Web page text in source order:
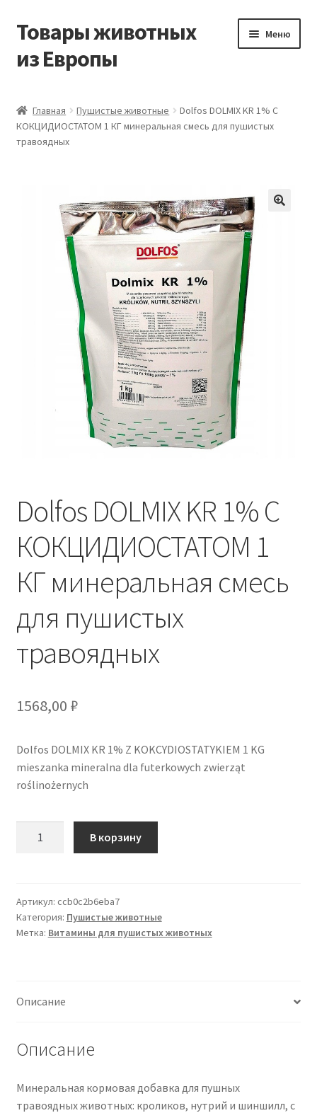
Перейти
навигации
Перейти
содержимому
Товары животных
из Европы
Меню
Виды доставки
Контакты
Мой аккаунт
Оформление заказа
Главная Пушистые животные
Dolfos DOLMIX KR 1% С
КОКЦИДИОСТАТОМ 1 КГ минеральная смесь для пушистых
травоядных
Dolfos DOLMIX KR 1% С
КОКЦИДИОСТАТОМ 1
КГ минеральная смесь
для пушистых
травоядных
1568,00 ₽
Dolfos DOLMIX KR 1% Z KOKCYDIOSTATYKIEM 1 KG
mieszanka mineralna dla futerkowych zwierząt
roślinożernych
KR
1%
С
минеральная
для
пушистых
В корзину
Артикул: ccb0c2b6eba7
Категория: Пушистые животные
Метка: Витамины для пушистых животных
Описание
Описание
Минеральная кормовая добавка для пушных
травоядных животных: кроликов, нутрий и шиншилл, с